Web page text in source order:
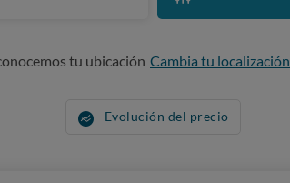
tu ubicación Cambia tu localización
Evolución del precio